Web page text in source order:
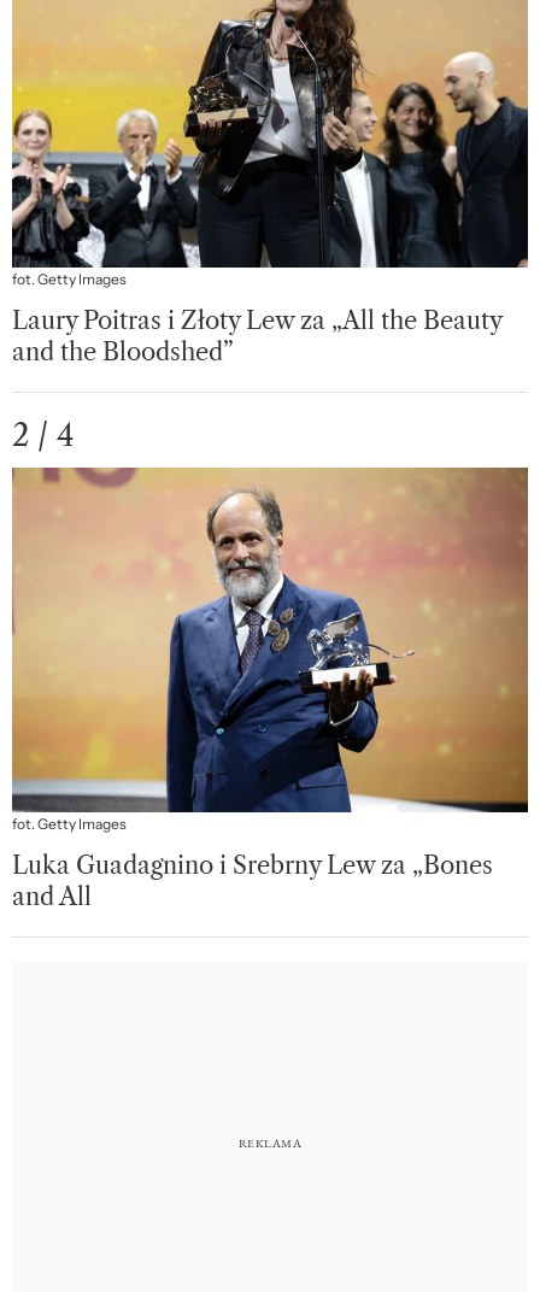
fot. Getty Images
Laury Poitras i Złoty Lew za „All the Beauty
and the Bloodshed”
2 / 4
fot. Getty Images
Luka Guadagnino i Srebrny Lew za „Bones
and All